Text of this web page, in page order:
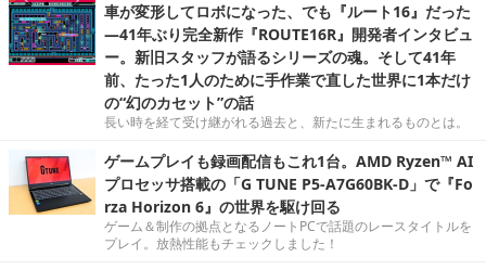
車が変形してロボになった、でも『ルート16』だった
―41年ぶり完全新作『ROUTE16R』開発者インタビュ
ー。新旧スタッフが語るシリーズの魂。そして41年
前、たった1人のために手作業で直した世界に1本だけ
の“幻のカセット”の話
長い時を経て受け継がれる過去と、新たに生まれるものとは。
ゲームプレイも録画配信もこれ1台。AMD Ryzen™ AI
プロセッサ搭載の「G TUNE P5-A7G60BK-D」で『Fo
rza Horizon 6』の世界を駆け回る
ゲーム＆制作の拠点となるノートPCで話題のレースタイトルを
プレイ。放熱性能もチェックしました！